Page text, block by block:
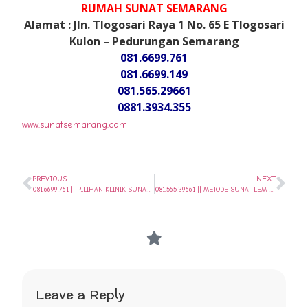
RUMAH SUNAT SEMARANG
Alamat : Jln. Tlogosari Raya 1 No. 65 E Tlogosari
Kulon – Pedurungan Semarang
081.6699.761
081.6699.149
081.565.29661
0881.3934.355
www.sunatsemarang.com
PREVIOUS NEXT
Leave a Reply